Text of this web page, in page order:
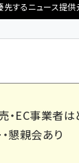
先するニュース提
・EC事業者は
懇親会あり